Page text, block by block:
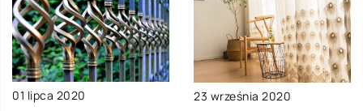
01 lipca 2020 23 września 2020